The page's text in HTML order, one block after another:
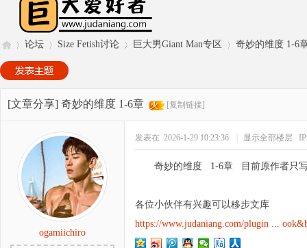
巨»
论坛
›
Size Fetish讨论
›
巨大男Giant Man专区 奇妙的维度 1-6
[文章分享] 奇妙的维度 1-6章 [复制链接]
ogamiichiro
发表在 2026-1-29 10:23:36 显示全部楼层
奇妙的维度 1-6章 目前原作者只
各位小伙伴有兴趣可以移步文库
https://www.judaniang.com/plugin ...